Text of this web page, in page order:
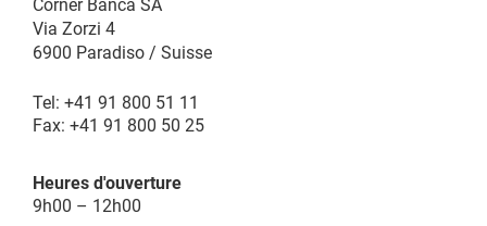
Cornèr Banca SA
Via Zorzi 4
6900 Paradiso / Suisse
Tel: +41 91 800 51 11
Fax: +41 91 800 50 25
Heures d'ouverture
9h00 – 12h00